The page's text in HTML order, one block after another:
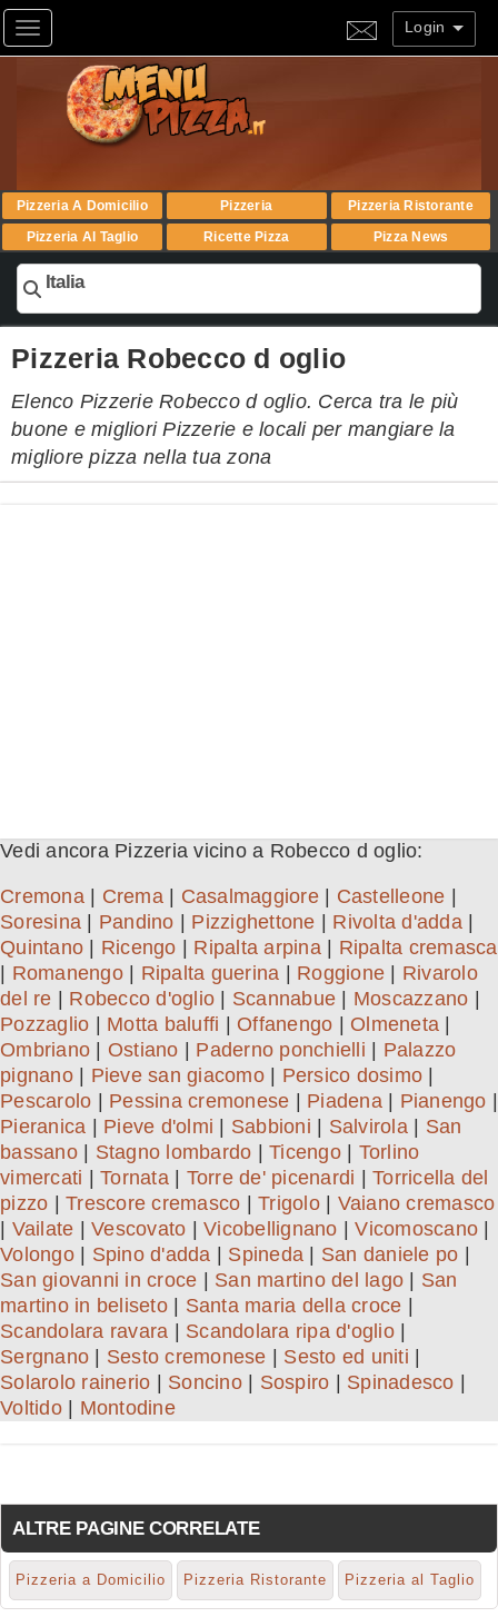
Toggle navigation Login
Pizzeria A Domicilio Pizzeria
Pizzeria Ristorante
Pizzeria Al Taglio
Ricette Pizza Pizza News
Italia
Pizzeria Robecco d oglio
Elenco Pizzerie Robecco d oglio. Cerca tra le più
buone e migliori Pizzerie e locali per mangiare la
migliore pizza nella tua zona
Vedi ancora Pizzeria vicino a Robecco d oglio:
Cremona| Crema| Casalmaggiore| Castelleone
Soresina
Pandino Pizzighettone Rivolta d'adda|
Quintano
Ricengo Ripalta arpina| Ripalta cremasca
Romanengo| Ripalta guerina Roggione
Rivarolo
del re
Robecco d'oglio Scannabue Moscazzano
Pozzaglio
Motta baluffi Offanengo Olmeneta
Ombriano
Ostiano Paderno ponchielli
Palazzo
pignano| Pieve san giacomo| Persico dosimo
Pescarolo
Pessina cremonese Piadena| Pianengo
Pieranica
Pieve d'olmi Sabbioni Salvirola| San
bassano| Stagno lombardo Ticengo| Torlino
vimercati
Tornata| Torre de' picenardi
Torricella del
pizzo
Trescore cremasco Trigolo| Vaiano cremasco
Vailate Vescovato Vicobellignano |Vicomoscano
Volongo| Spino d'adda Spineda San daniele po
San giovanni in croce
San martino del lago
San
martino in beliseto| Santa maria della croce
Scandolara ravara
Scandolara ripa d'oglio|
Sergnano
Sesto cremonese Sesto ed uniti
Solarolo rainerio
Soncino| Sospiro Spinadesco
Voltido| Montodine
ALTRE PAGINE CORRELATE
Pizzeria a Domicilio Pizzeria Ristorante Pizzeria al Taglio